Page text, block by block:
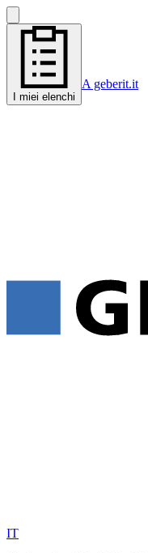
I miei elenchi
A geberit.it
IT